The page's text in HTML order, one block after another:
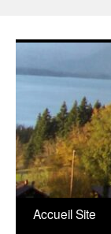
Accueil Site